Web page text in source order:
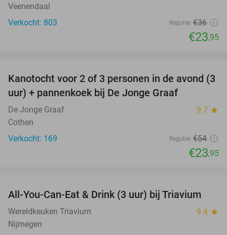
Veenendaal
Verkocht: 803
Regulier €36
€23,95
56%
Kanotocht voor 2 of 3 personen in de avond (3
uur) + pannenkoek bij De Jonge Graaf
De Jonge Graaf 9.7 star
Cothen
Verkocht: 169
Regulier €54
€23,95
21%
All-You-Can-Eat & Drink (3 uur) bij Triavium
Wereldkeuken Triavium 9.4 star
Nijmegen